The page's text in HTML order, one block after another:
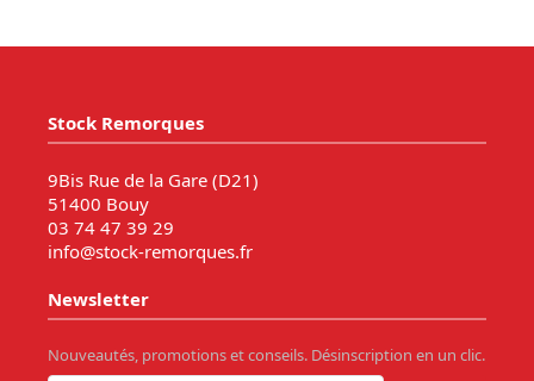
Stock Remorques
9Bis Rue de la Gare (D21)
51400 Bouy
03 74 47 39 29
info@stock-remorques.fr
Newsletter
Nouveautés, promotions et conseils. Désinscription en un clic.